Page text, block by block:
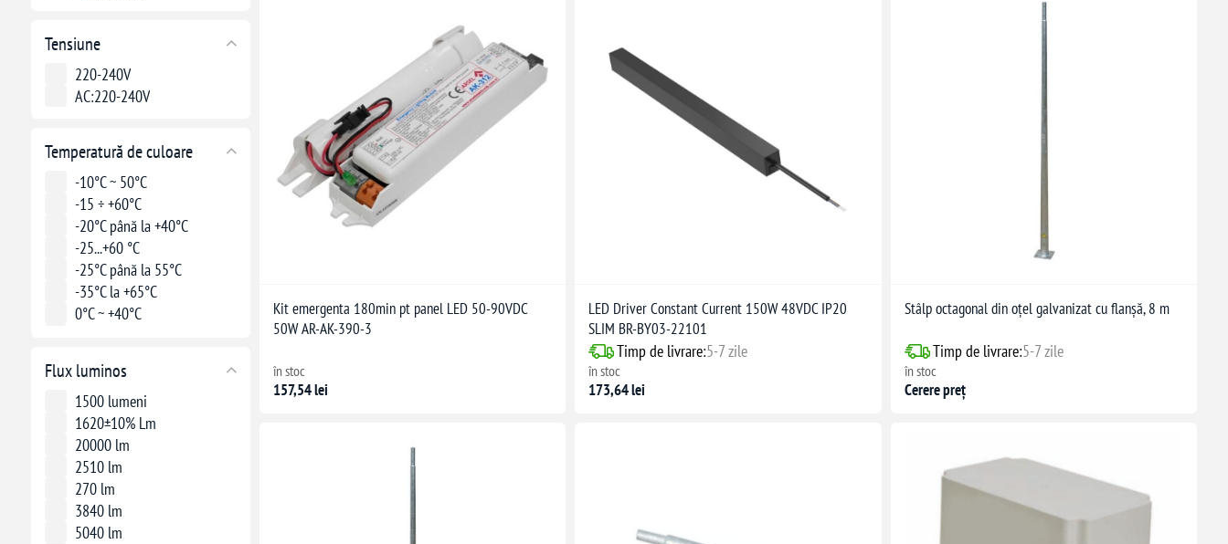
Tensiune
220-240V
AC:220-240V
Temperatură de culoare
-10°C ~ 50°C
-15 ÷ +60°C
-20°C până la +40°C
-25...+60 °C
-25°C până la 55°C
-35°C la +65°C
0°C ~ +40°C
Flux luminos
1500 lumeni
1620±10% Lm
20000 lm
2510 lm
270 lm
3840 lm
5040 lm
Kit emergenta 180min pt panel LED 50-90VDC
50W AR-AK-390-3
în stoc
157,54 lei
LED Driver Constant Current 150W 48VDC IP20
SLIM BR-BY03-22101
Timp de livrare:5-7 zile
în stoc
173,64 lei
Stâlp octagonal din oțel galvanizat cu flanșă, 8 m
Timp de livrare:5-7 zile
în stoc
Cerere preț